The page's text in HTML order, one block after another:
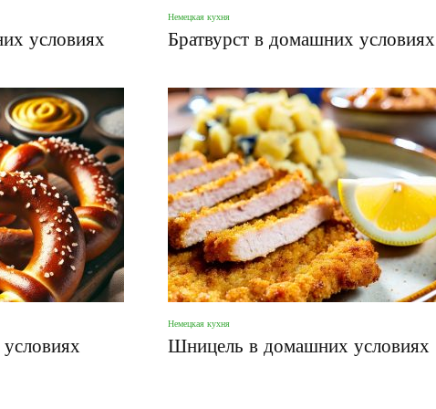
блюда
+
условиях
Немецкая кухня
Братвурст в домашних условиях
Немецкая кухня
Шницель в домашних условиях